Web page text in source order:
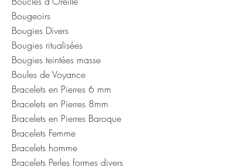
Bougeoirs
Bougies Divers
Bougies ritualisées
Bougies teintées masse
Boules de Voyance
Bracelets en Pierres 6 mm
Bracelets en Pierres 8mm
Bracelets en Pierres Baroque
Bracelets Femme
Bracelets homme
Bracelets Perles formes divers